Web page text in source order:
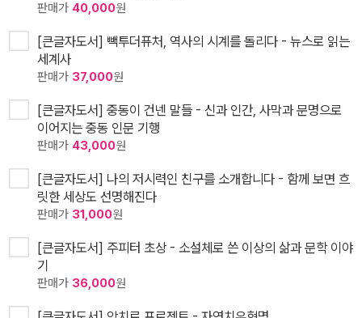
판매가 40,000원
[큰글자도서] 빽투더퓨처, 역사의 시계를 돌리다 - 뉴스로 읽는
세계사
판매가 37,000원
[큰글자도서] 중동이 건넨 말들 - 신과 인간, 사막과 문명으로
이어지는 중동 인문 기행
판매가 43,000원
[큰글자도서] 나의 저시력인 친구를 소개합니다 - 함께 보면 흐
릿한 세상도 선명해진다
판매가 31,000원
[큰글자도서] 주피터 초상 - 소설체로 쓴 이상의 삶과 문학 이야
기
판매가 36,000원